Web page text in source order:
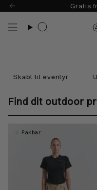
Skip
indhold
Gratis
Søg
til eventyr
Find dit outdoor
Pakbar